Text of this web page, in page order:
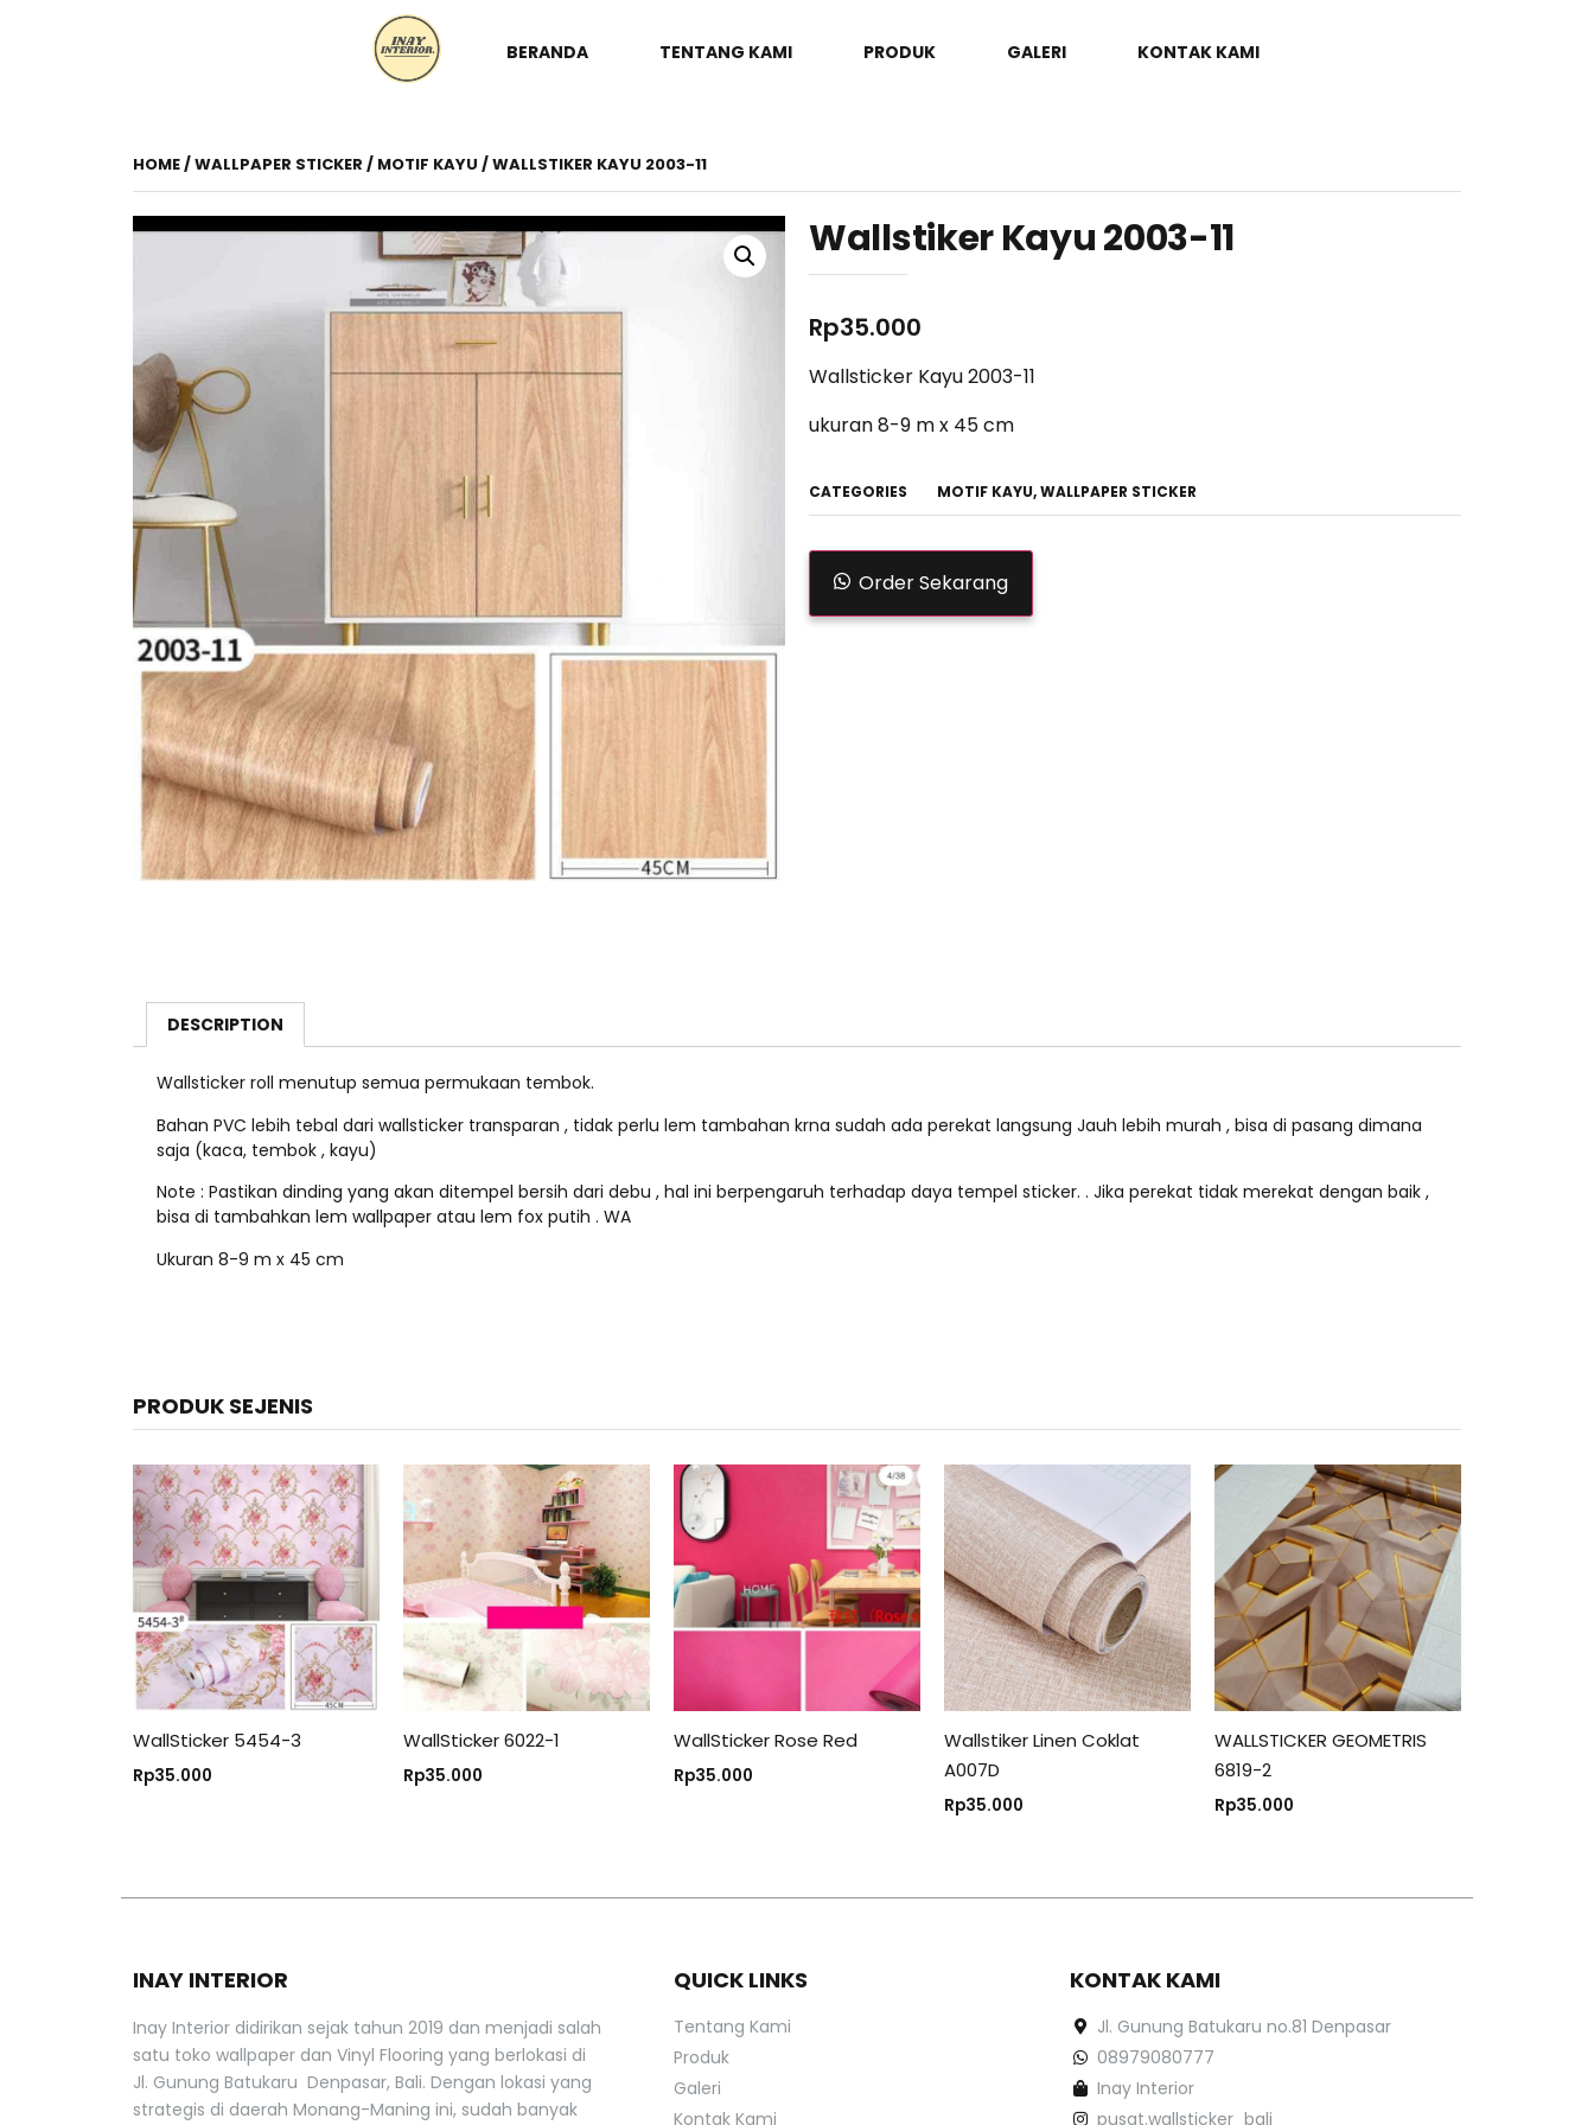
BERANDA TENTANG KAMI PRODUK GALERI KONTAK KAMI
HOME/WALLPAPER STICKER / MOTIF KAYU / WALLSTIKER KAYU 2003-11
Wallstiker Kayu 2003-11
Rp35.000
Wallsticker Kayu 2003-11
ukuran 8-9 m x 45 cm
CATEGORIES MOTIF KAYU,WALLPAPER STICKER
Order Sekarang
DESCRIPTION
Wallsticker roll menutup semua permukaan tembok.
Bahan PVC lebih tebal dari wallsticker transparan , tidak perlu lem tambahan krna sudah ada perekat langsung Jauh lebih murah , bisa di pasang dimana
saja (kaca, tembok , kayu)
Note : Pastikan dinding yang akan ditempel bersih dari debu , hal ini berpengaruh terhadap daya tempel sticker. . Jika perekat tidak merekat dengan baik ,
bisa di tambahkan lem wallpaper atau lem fox putih . WA
Ukuran 8-9 m x 45 cm
PRODUK SEJENIS
WallSticker 5454-3
Rp35.000
WallSticker 6022-1
Rp35.000
WallSticker Rose Red
Rp35.000
Wallstiker Linen Coklat
A007D
Rp35.000
WALLSTICKER GEOMETRIS
6819-2
Rp35.000
INAY INTERIOR
Inay Interior didirikan sejak tahun 2019 dan menjadi salah
satu toko wallpaper dan Vinyl Flooring yang berlokasi di
Jl. Gunung Batukaru Denpasar, Bali. Dengan lokasi yang
strategis di daerah Monang-Maning ini, sudah banyak
QUICK LINKS
Tentang Kami
Produk
Galeri
Kontak Kami
KONTAK KAMI
Jl. Gunung Batukaru no.81 Denpasar
08979080777
Inay Interior
pusat.wallsticker_bali